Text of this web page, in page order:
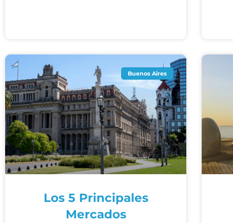
Buenos Aires
Los 5 Principales
Mercados